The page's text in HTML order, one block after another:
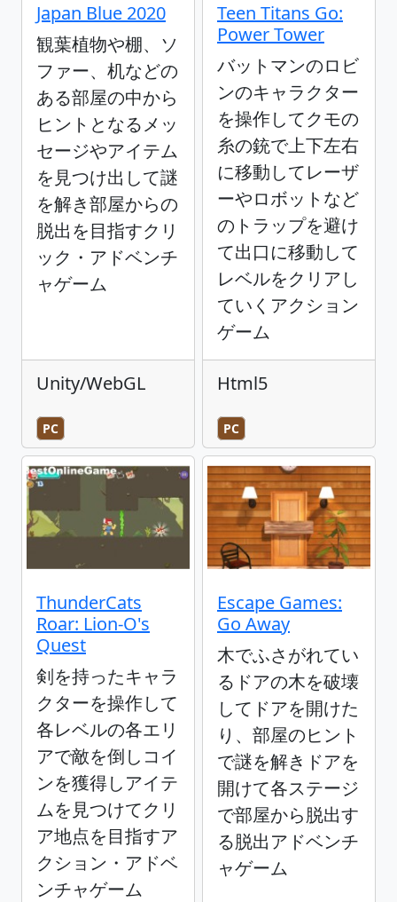
Japan Blue 2020
観葉植物や棚、ソ
ファー、机などの
ある部屋の中から
ヒントとなるメッ
セージやアイテム
を見つけ出して謎
を解き部屋からの
脱出を目指すクリ
ック・アドベンチ
ャゲーム
Unity/WebGL
PC
Teen Titans Go:
Power Tower
バットマンのロビ
ンのキャラクター
を操作してクモの
糸の銃で上下左右
に移動してレーザ
ーやロボットなど
のトラップを避け
て出口に移動して
レベルをクリアし
ていくアクション
ゲーム
Html5
PC
ThunderCats
Roar: Lion-O's
Quest
剣を持ったキャラ
クターを操作して
各レベルの各エリ
アで敵を倒しコイ
ンを獲得しアイテ
ムを見つけてクリ
ア地点を目指すア
クション・アドベ
ンチャゲーム
Escape Games:
Go Away
木でふさがれてい
るドアの木を破壊
してドアを開けた
り、部屋のヒント
で謎を解きドアを
開けて各ステージ
で部屋から脱出す
る脱出アドベンチ
ャゲーム